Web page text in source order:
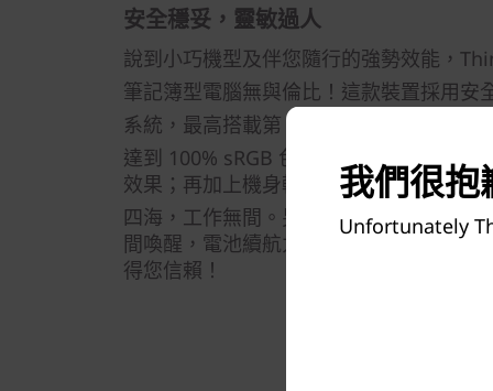
安全穩妥，靈敏過人
說到小巧機型及伴您隨行的強勢效能，
筆記簿型電腦無與倫比！這款裝置採用安
系統，最高搭載第 13 代 Intel
達到 100% sRGB 色域，讓您盡賞 Intel
效果；再加上機身輕巧便攜，電池電力長
四海，工作無間。另一方面，Intel Evo™
間喚醒，電池續航力長達全日，充電快速
得您信賴！
我們很抱
Unfortunately